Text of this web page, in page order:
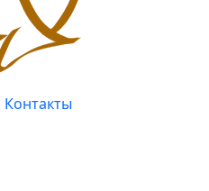
Контакты